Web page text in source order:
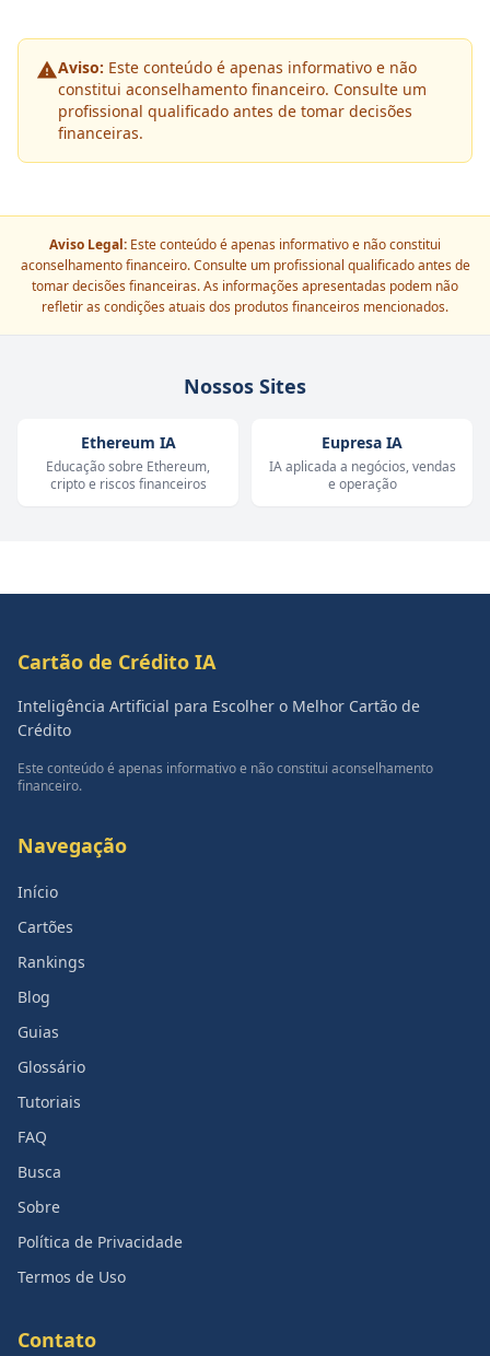
Aviso: Este conteúdo é apenas informativo e não
constitui aconselhamento financeiro. Consulte um
profissional qualificado antes de tomar decisões
financeiras.
Aviso Legal: Este conteúdo é apenas informativo e não constitui
aconselhamento financeiro. Consulte um profissional qualificado antes de
tomar decisões financeiras. As informações apresentadas podem não
refletir as condições atuais dos produtos financeiros mencionados.
Nossos Sites
Ethereum IA
Educação sobre Ethereum,
cripto e riscos financeiros
Eupresa IA
IA aplicada a negócios, vendas
e operação
Cartão de Crédito IA
Inteligência Artificial para Escolher o Melhor Cartão de
Crédito
Este conteúdo é apenas informativo e não constitui aconselhamento
financeiro.
Navegação
Início
Cartões
Rankings
Blog
Guias
Glossário
Tutoriais
FAQ
Busca
Sobre
Política de Privacidade
Termos de Uso
Contato